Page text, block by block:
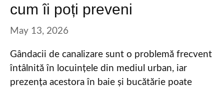
cum îi poți preveni
May 13, 2026
Gândacii de canalizare sunt o problemă frecvent
întâlnită în locuințele din mediul urban, iar
prezența acestora în baie și bucătărie poate